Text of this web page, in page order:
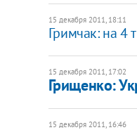
15 декабря 2011, 18:11
Гримчак: на 4
15 декабря 2011, 17:02
Грищенко:
15 декабря 2011, 16:46